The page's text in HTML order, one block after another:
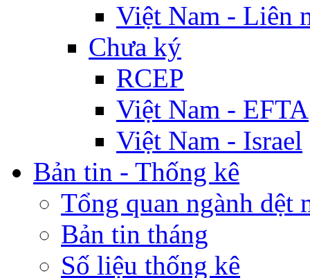
Việt Nam - Liên
Chưa ký
RCEP
Việt Nam - EFTA
Việt Nam - Israel
Bản tin - Thống kê
Tổng quan ngành dệt
Bản tin tháng
Số liệu thống kê